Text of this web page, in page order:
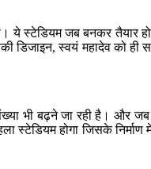
स्टेडियम जब बनकर तैयार
डिजाइन, स्वयं महादेव को
भी बढ़ने जा रही है। और जब
होगा जिसके